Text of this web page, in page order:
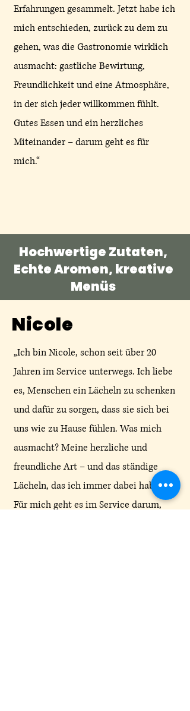
Erfahrungen gesammelt. Jetzt habe ich
mich entschieden, zurück zu dem zu
gehen, was die Gastronomie wirklich
ausmacht: gastliche Bewirtung,
Freundlichkeit und eine Atmosphäre,
in der sich jeder willkommen fühlt.
Gutes Essen und ein herzliches
Miteinander – darum geht es für
mich.“
Hochwertige Zutaten,
Echte Aromen, kreative
Menüs
Nicole
„Ich bin Nicole, schon seit über 20
Jahren im Service unterwegs. Ich liebe
es, Menschen ein Lächeln zu schenken
und dafür zu sorgen, dass sie sich bei
uns wie zu Hause fühlen. Was mich
ausmacht? Meine herzliche und
freundliche Art – und das ständige
Lächeln, das ich immer dabei habe.
Für mich geht es im Service darum,